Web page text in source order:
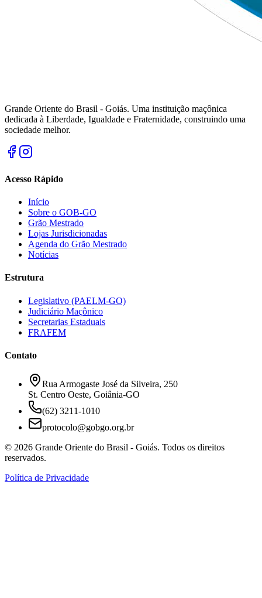
Grande Oriente do Brasil - Goiás. Uma instituição maçônica
dedicada à Liberdade, Igualdade e Fraternidade, construindo uma
sociedade melhor.
Acesso Rápido
Início
Sobre o GOB-GO
Grão Mestrado
Lojas Jurisdicionadas
Agenda do Grão Mestrado
Notícias
Estrutura
Legislativo (PAELM-GO)
Judiciário Maçônico
Secretarias Estaduais
FRAFEM
Contato
Rua Armogaste José da Silveira, 250
St. Centro Oeste, Goiânia-GO
(62) 3211-1010
protocolo@gobgo.org.br
© 2026 Grande Oriente do Brasil - Goiás. Todos os direitos
reservados.
Política de Privacidade